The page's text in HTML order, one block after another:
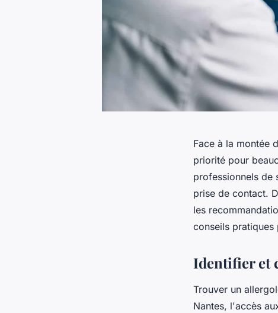
Face à la montée
priorité pour
professionnels de
prise de contact.
les
conseils
Identifier et
Trouver un
Nantes, l'accès